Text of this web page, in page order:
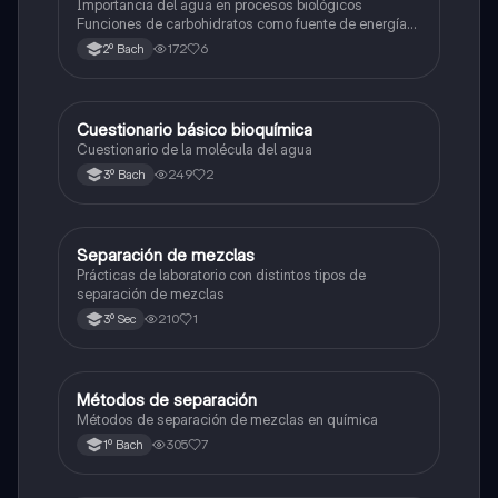
nucleicos
Importancia del agua en procesos biológicos
Funciones de carbohidratos como fuente de energía
Tipos y funciones de los lípidos (grasas, triglicéridos,
fosfolípidos) Rol de las proteínas en el cuerpo:
2º Bach 172 6
Química
Cuestionario básico bioquímica
Cuestionario de la molécula del agua
3º Bach 249 2
Química
Separación de mezclas
Prácticas de laboratorio con distintos tipos de
separación de mezclas
3º Sec 210 1
Química
Métodos de separación
Métodos de separación de mezclas en química
1º Bach 305 7